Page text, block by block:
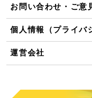
お問い合わせ・ご意
個人情報（プライバ
運営会社